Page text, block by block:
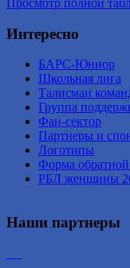
Просмотр полной
Интересно
БАРС-Юниор
Школьная лига
Талисман
Группа
Фан-сектор
Партнеры и
Логотипы
Форма обратной
РБЛ женщины
Наши партнеры